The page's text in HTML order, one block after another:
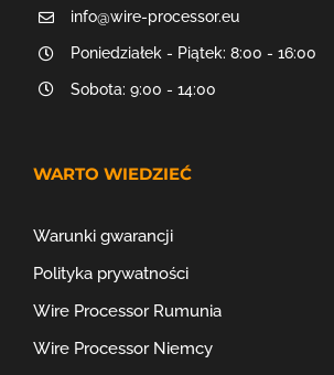
info@wire-processor.eu
Poniedziałek - Piątek: 8:00 - 16:00
Sobota: 9:00 - 14:00
WARTO WIEDZIEĆ
Warunki gwarancji
Polityka prywatności
Wire Processor Rumunia
Wire Processor Niemcy